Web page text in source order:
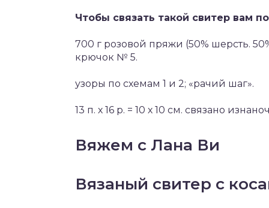
Чтобы связать такой свитер вам
700 г розовой пряжи (50% шерсть.
крючок № 5.
узоры по схемам 1 и 2; «рачий шаг».
13 п. х 16 р. = 10 х 10 см. связано
Вяжем с Лана Ви
Вязаный свитер с